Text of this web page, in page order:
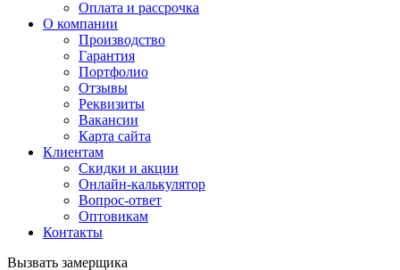
Оплата и рассрочка
О компании
Производство
Гарантия
Портфолио
Отзывы
Реквизиты
Вакансии
Карта сайта
Клиентам
Скидки и акции
Онлайн-калькулятор
Вопрос-ответ
Оптовикам
Контакты
Вызвать замерщика